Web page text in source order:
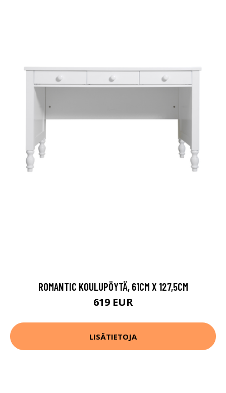
ROMANTIC KOULUPÖYTÄ, 61CM X 127,5CM
619 EUR
LISÄTIETOJA